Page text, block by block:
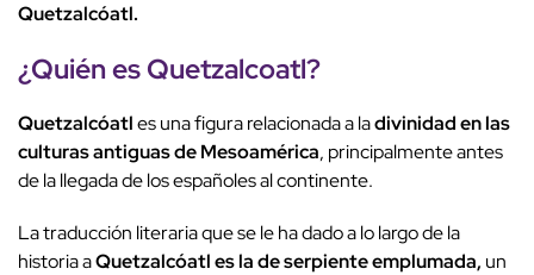
Quetzalcóatl.
¿Quién es Quetzalcoatl?
Quetzalcóatles una figura relacionada a ladivinidad en las
culturas antiguas de Mesoamérica, principalmente antes
de la llegada de los españoles al continente.
La traducción literaria que se le ha dado a lo largo de la
historia aQuetzalcóatl es la de serpiente emplumada, un